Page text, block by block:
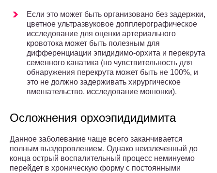
Если это может быть организовано без задержки,
цветное ультразвуковое допплерографическое
исследование для оценки артериального
кровотока может быть полезным для
дифференциации эпидидимо-орхита и перекрута
семенного канатика (но чувствительность для
обнаружения перекрута может быть не 100%, и
это не должно задерживать хирургическое
вмешательство. исследование мошонки).
Осложнения орхоэпидидимита
Данное заболевание чаще всего заканчивается
полным выздоровлением. Однако неизлеченный до
конца острый воспалительный процесс неминуемо
перейдет в хроническую форму с постоянными